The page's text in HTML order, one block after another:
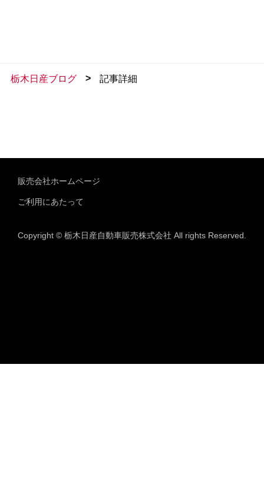
栃木日産ブログ > 記事詳細
販売会社ホームページ
ご利用にあたって
Copyright © 栃木日産自動車販売株式会社 All rights Reserved.